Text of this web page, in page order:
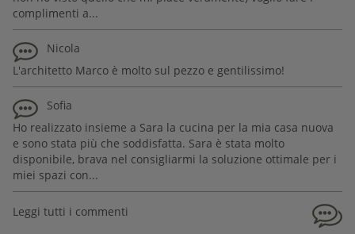
complimenti a...
Nicola
L'architetto Marco è molto sul pezzo e gentilissimo!
Sofia
Ho realizzato insieme a Sara la cucina per la mia casa nuova
e sono stata più che soddisfatta. Sara è stata molto
disponibile, brava nel consigliarmi la soluzione ottimale per i
miei spazi con...
Leggi tutti i commenti